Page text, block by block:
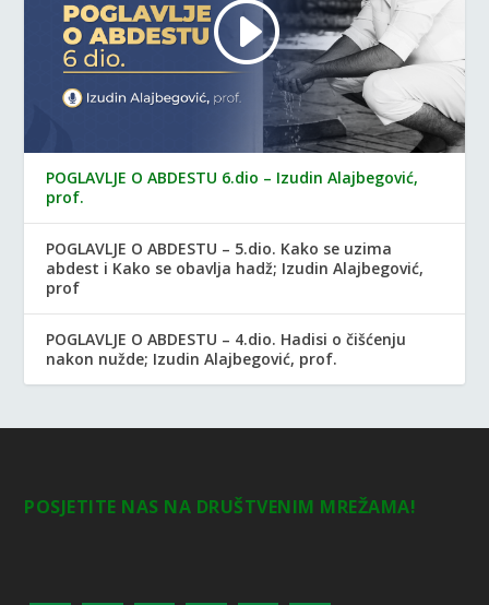
POGLAVLJE O ABDESTU 6.dio – Izudin Alajbegović,
prof.
POGLAVLJE O ABDESTU – 5.dio. Kako se uzima
abdest i Kako se obavlja hadž; Izudin Alajbegović,
prof
POGLAVLJE O ABDESTU – 4.dio. Hadisi o čišćenju
nakon nužde; Izudin Alajbegović, prof.
POSJETITE NAS NA DRUŠTVENIM MREŽAMA!